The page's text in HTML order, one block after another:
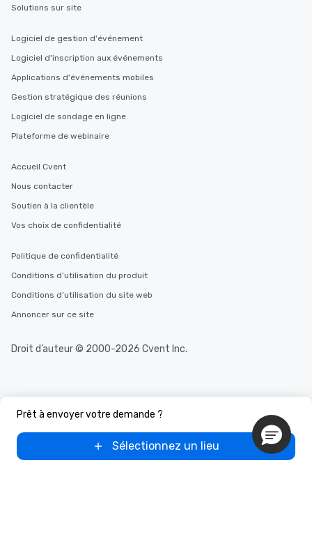
Prêt à envoyer votre demande ?
Sélectionnez un lieu
Solutions sur site
Logiciel de gestion d'événement
Logiciel d'inscription aux événements
Applications d'événements mobiles
Gestion stratégique des réunions
Logiciel de sondage en ligne
Plateforme de webinaire
Accueil Cvent
Nous contacter
Soutien à la clientèle
Vos choix de confidentialité
Politique de confidentialité
Conditions d’utilisation du produit
Conditions d’utilisation du site web
Annoncer sur ce site
Droit d’auteur © 2000-2026 Cvent Inc.